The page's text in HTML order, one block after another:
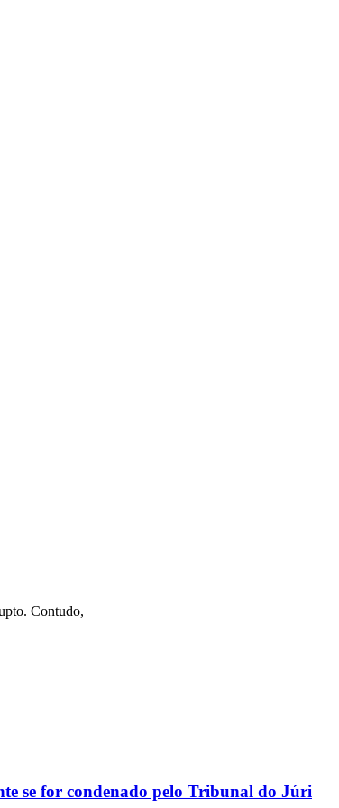
Contudo,
se for condenado pelo Tribunal do Júri